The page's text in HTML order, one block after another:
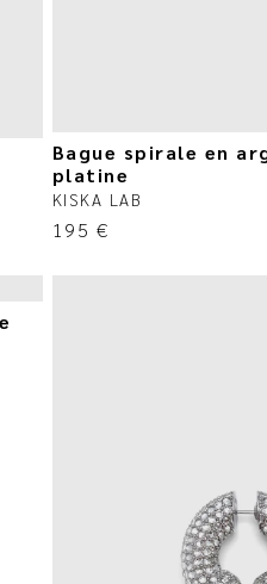
Bague spirale en
platine
KISKA LAB
195 €